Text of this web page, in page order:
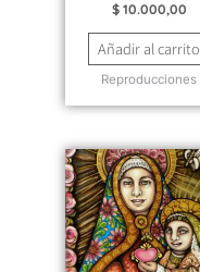
$10.000,00
Añadir al carrito
Reproducciones